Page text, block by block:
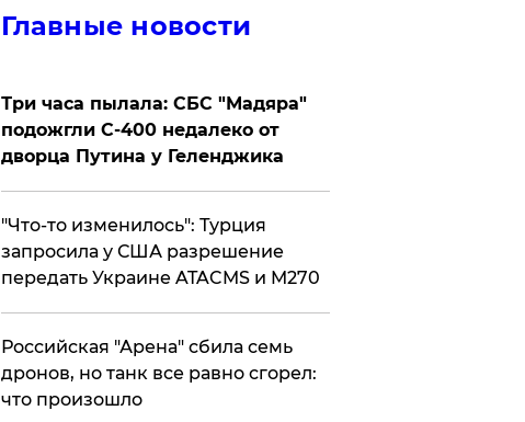
Главные новости
Три часа пылала: СБС "Мадяра"
подожгли С-400 недалеко от
дворца Путина у Геленджика
​"Что-то изменилось": Турция
запросила у США разрешение
передать Украине ATACMS и M270
​Российская "Арена" сбила семь
дронов, но танк все равно сгорел:
что произошло